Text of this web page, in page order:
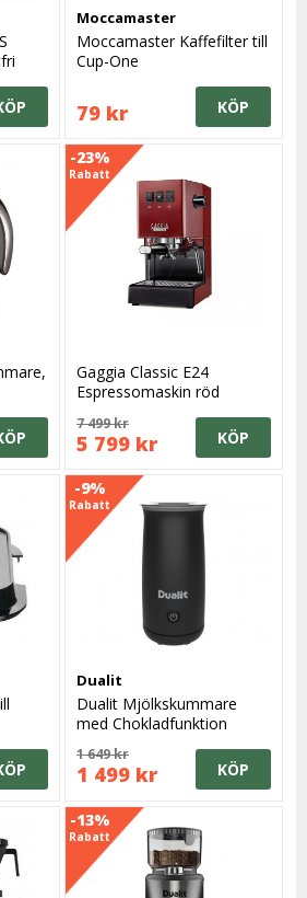
Moccamaster
Moccamaster Kaffefilter till
Cup-One
79 kr KÖP
-23%
Rabatt
Gaggia Classic E24
Espressomaskin röd
7 499 kr
5 799 kr KÖP
-9%
Rabatt
Dualit
Dualit Mjölkskummare
med Chokladfunktion
1 649 kr
1 499 kr KÖP
-13%
Rabatt